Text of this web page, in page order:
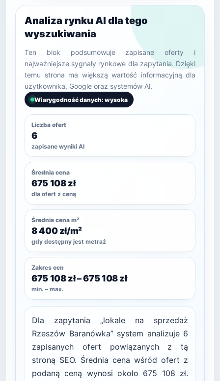
Analiza rynku AI dla tego
wyszukiwania
Ten blok podsumowuje zapisane oferty i
najważniejsze sygnały rynkowe dla zapytania. Dzięki
temu strona ma większą wartość informacyjną dla
użytkownika, Google oraz systemów AI.
Wiarygodność danych: wysoka
Liczba ofert
6
zapisane wyniki AI
Średnia cena
675 108 zł
dla ofert z ceną
Średnia cena m²
8 400 zł/m²
gdy dostępny jest metraż
Zakres cen
675 108 zł – 675 108 zł
min. – max.
Dla zapytania „lokale na sprzedaż
Rzeszów Baranówka” system analizuje 6
zapisanych ofert powiązanych z tą
stroną SEO. Średnia cena wśród ofert z
podaną ceną wynosi około 675 108 zł.